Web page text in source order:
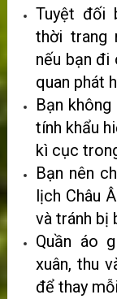
Tuyệt đối
thời trang
nếu bạn đi
quan phát
Bạn
tính khẩu
kì cục
Bạn nên
lịch Châu
và tránh bị
Quần áo
xuân, thu
để thay